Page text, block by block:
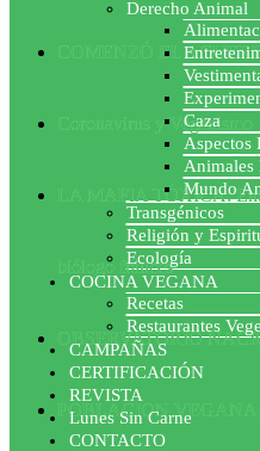
COMENZÓ EL
Coronavirus y Veganismo
LA MAFIA TÓXICA:
biólogo francés
OBSERVATORIO
POBLACION
Derecho Animal
Caza
Aspectos
Animales
Mundo
Transgénicos
Religión y
Ecología
COCINA VEGANA
Recetas
Restaurantes
CAMPAÑAS
CERTIFICACIÓN
REVISTA
Lunes Sin Carne
CONTACTO